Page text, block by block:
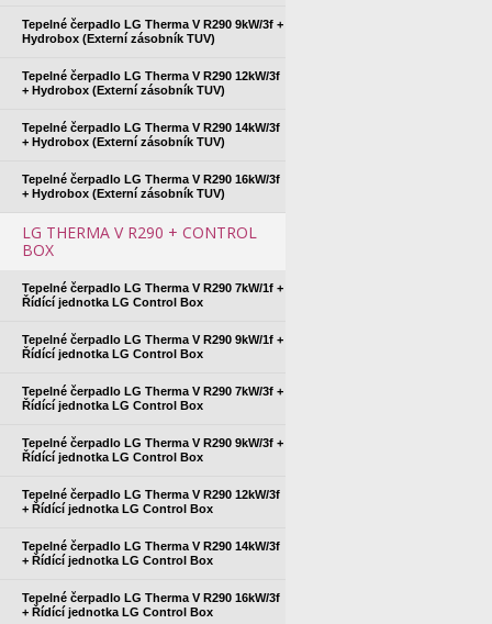
Tepelné čerpadlo LG Therma V R290 9kW/3f +
Hydrobox (Externí zásobník TUV)
Tepelné čerpadlo LG Therma V R290 12kW/3f
+ Hydrobox (Externí zásobník TUV)
Tepelné čerpadlo LG Therma V R290 14kW/3f
+ Hydrobox (Externí zásobník TUV)
Tepelné čerpadlo LG Therma V R290 16kW/3f
+ Hydrobox (Externí zásobník TUV)
LG THERMA V R290 + CONTROL
BOX
Tepelné čerpadlo LG Therma V R290 7kW/1f +
Řídící jednotka LG Control Box
Tepelné čerpadlo LG Therma V R290 9kW/1f +
Řídící jednotka LG Control Box
Tepelné čerpadlo LG Therma V R290 7kW/3f +
Řídící jednotka LG Control Box
Tepelné čerpadlo LG Therma V R290 9kW/3f +
Řídící jednotka LG Control Box
Tepelné čerpadlo LG Therma V R290 12kW/3f
+ Řídící jednotka LG Control Box
Tepelné čerpadlo LG Therma V R290 14kW/3f
+ Řídící jednotka LG Control Box
Tepelné čerpadlo LG Therma V R290 16kW/3f
+ Řídící jednotka LG Control Box